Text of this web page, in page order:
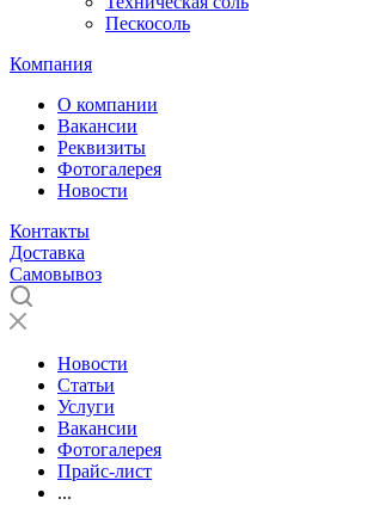
Пескосоль
Компания
О компании
Вакансии
Реквизиты
Фотогалерея
Новости
Контакты
Доставка
Самовывоз
Новости
Статьи
Услуги
Вакансии
Фотогалерея
Прайс-лист
...